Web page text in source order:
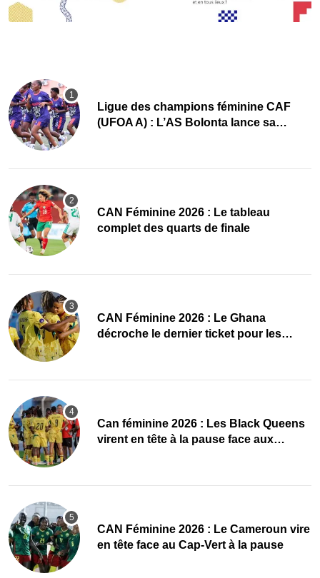
Ligue des champions féminine CAF
(UFOA A) : L’AS Bolonta lance sa
CAN Féminine 2026 : Le tableau
complet des quarts de finale
CAN Féminine 2026 : Le Ghana
décroche le dernier ticket pour les
‎Can féminine 2026 : Les Black Queens
virent en tête à la pause face aux
CAN Féminine 2026 : Le Cameroun vire
en tête face au Cap-Vert à la pause